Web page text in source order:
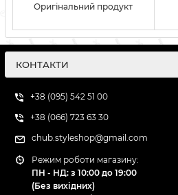
Оригінальний продукт
КОНТАКТИ
+38 (095) 542 51 00
+38 (066) 723 63 30
chub.styleshop@gmail.com
Режим роботи магазину:
ПН - НД: з 10:00 до 19:00
(Без вихідних)